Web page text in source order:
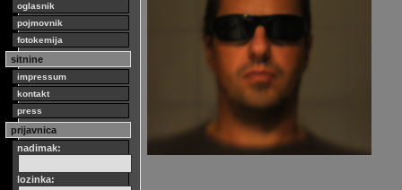
oglasnik
pojmovnik
fotokemija
sitnine
impressum
kontakt
press
prijavnica
nadimak:
lozinka: